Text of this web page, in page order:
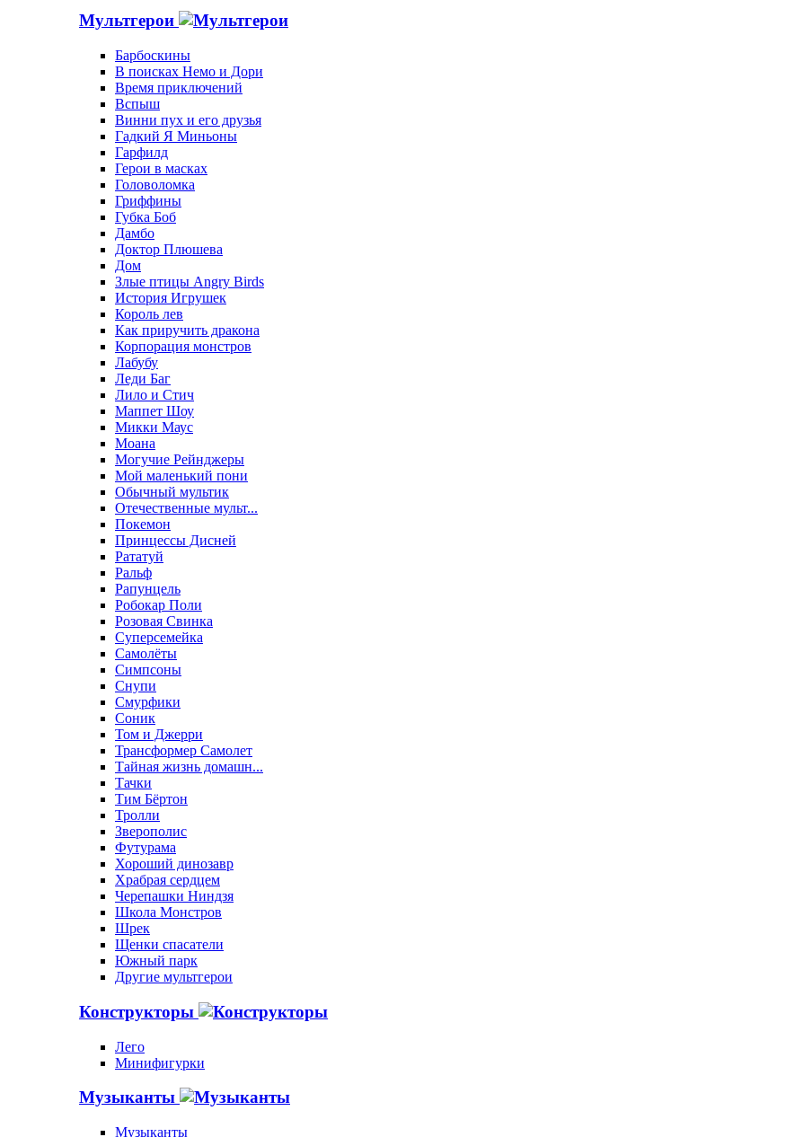
Мультгерои
Барбоскины
В поисках Немо и Дори
Время приключений
Вспыш
Винни пух и его друзья
Гадкий Я Миньоны
Гарфилд
Герои в масках
Головоломка
Гриффины
Губка Боб
Дамбо
Доктор Плюшева
Дом
Злые птицы Angry Birds
История Игрушек
Король лев
Как приручить дракона
Корпорация монстров
Лабубу
Леди Баг
Лило и Стич
Маппет Шоу
Микки Маус
Моана
Могучие Рейнджеры
Мой маленький пони
Обычный мультик
Отечественные мульт...
Покемон
Принцессы Дисней
Рататуй
Ральф
Рапунцель
Робокар Поли
Розовая Свинка
Суперсемейка
Самолёты
Симпсоны
Снупи
Смурфики
Соник
Том и Джерри
Трансформер Самолет
Тайная жизнь домашн...
Тачки
Тим Бёртон
Тролли
Зверополис
Футурама
Хороший динозавр
Храбрая сердцем
Черепашки Ниндзя
Школа Монстров
Шрек
Щенки спасатели
Южный парк
Другие мультгерои
Конструкторы
Лего
Минифигурки
Музыканты
Музыканты